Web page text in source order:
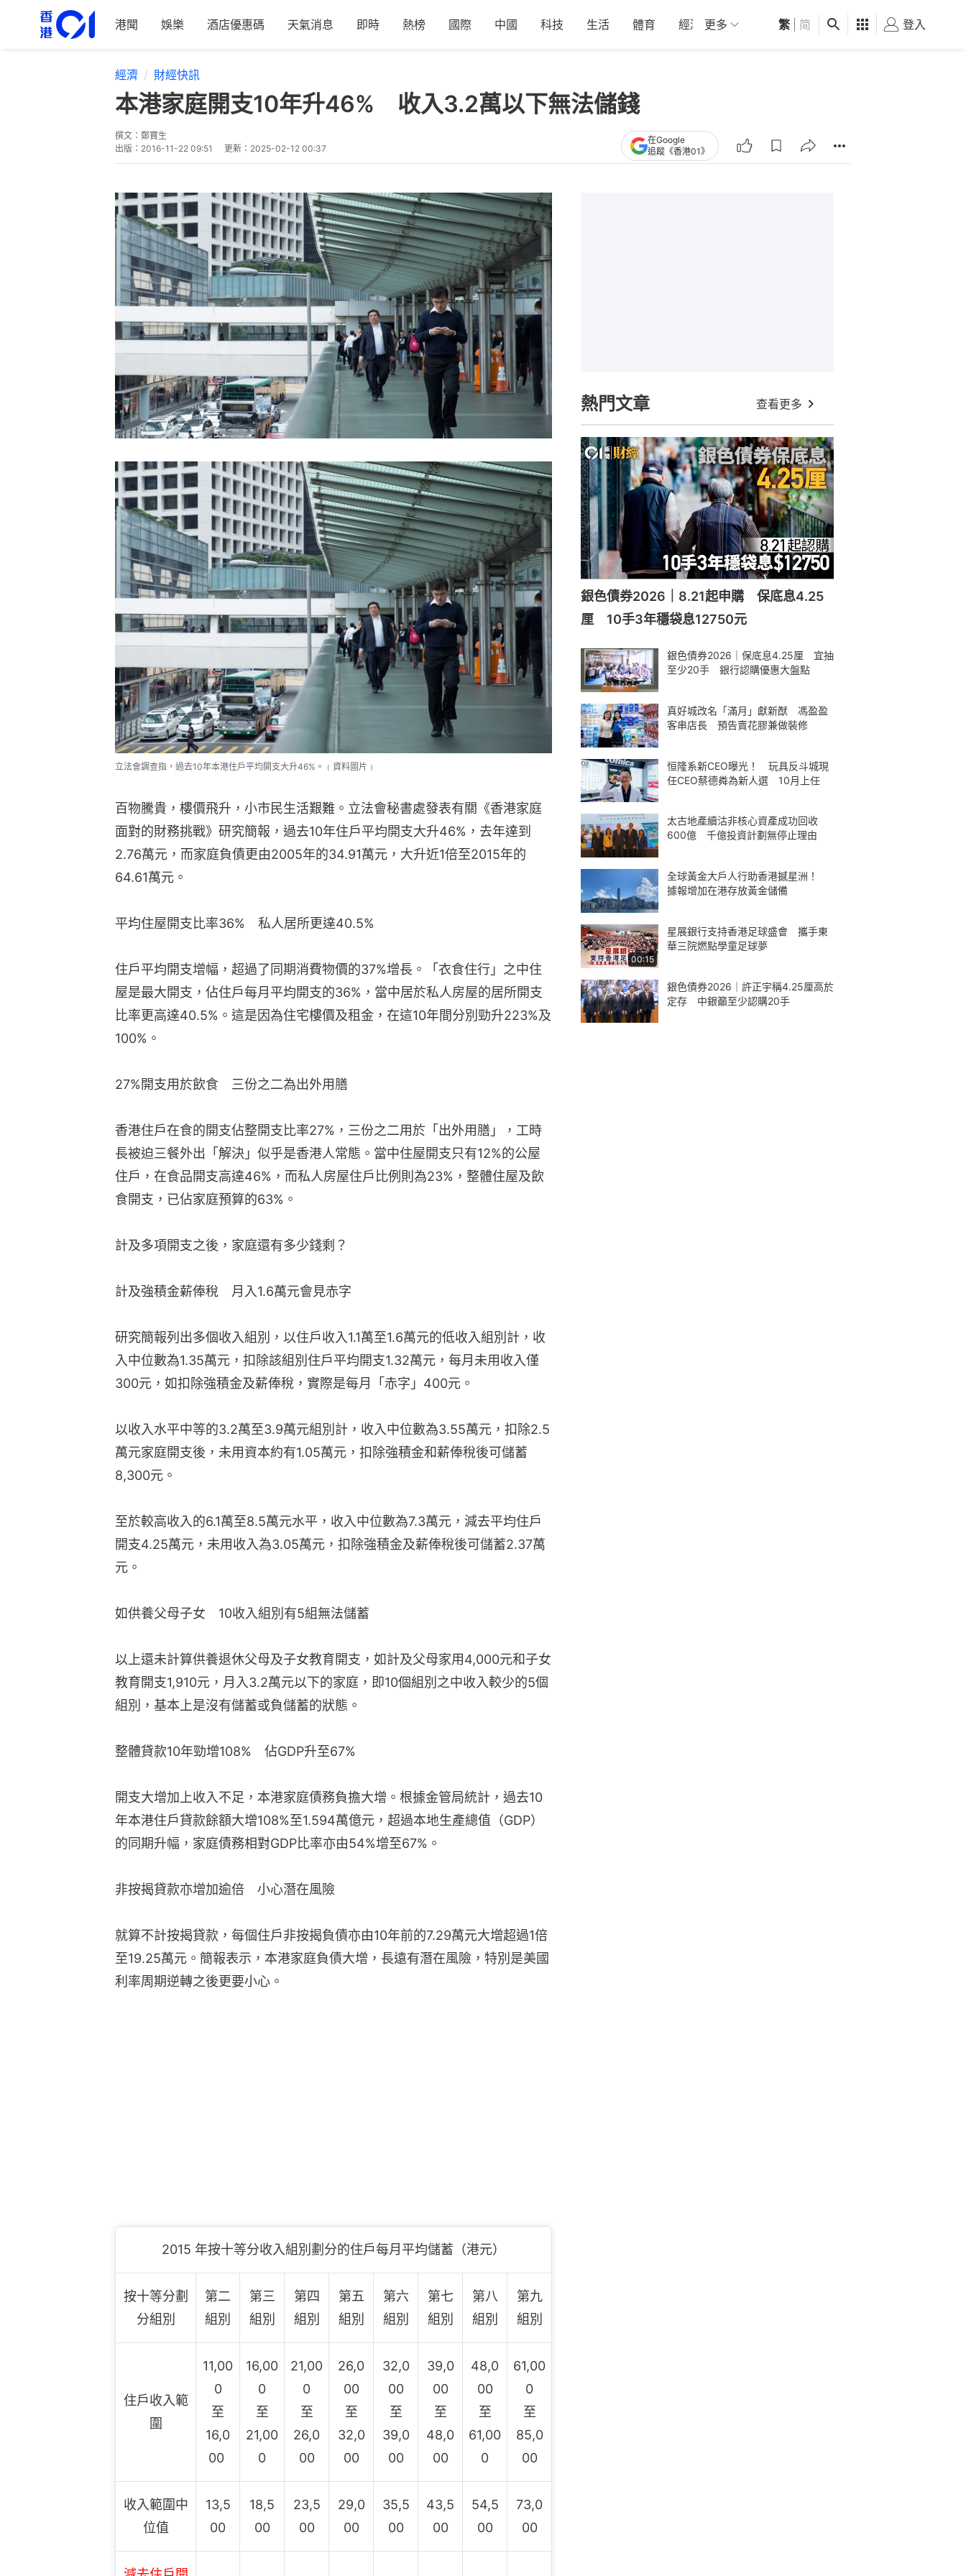
港聞 娛樂 酒店優惠碼 天氣消息 即時 熱榜 國際 中國 科技 生活 體育 經濟 01深圳 觀點 健康 好食玩飛
更多 繁 简 登入
經濟 財經快訊
本港家庭開支10年升46% 收入3.2萬以下無法儲錢
撰文： 鄭寶生
出版： 2016-11-22 09:51 更新： 2025-02-12 00:37
在Google
追蹤《香港01》
立法會調查指，過去10年本港住戶平均開支大升46%。﹙資料圖片﹚
百物騰貴，樓價飛升，小市民生活艱難。立法會秘書處發表有關《香港家庭
面對的財務挑戰》研究簡報，過去10年住戶平均開支大升46%，去年達到
2.76萬元，而家庭負債更由2005年的34.91萬元，大升近1倍至2015年的
64.61萬元。
平均住屋開支比率36%　私人居所更達40.5%
住戶平均開支增幅，超過了同期消費物價的37%增長。「衣食住行」之中住
屋是最大開支，佔住戶每月平均開支的36%，當中居於私人房屋的居所開支
比率更高達40.5%。這是因為住宅樓價及租金，在這10年間分別勁升223%及
100%。
27%開支用於飲食　三份之二為出外用膳
香港住戶在食的開支佔整開支比率27%，三份之二用於「出外用膳」，工時
長被迫三餐外出「解決」似乎是香港人常態。當中住屋開支只有12%的公屋
住戶，在食品開支高達46%，而私人房屋住戶比例則為23%，整體住屋及飲
食開支，已佔家庭預算的63%。
計及多項開支之後，家庭還有多少錢剩？
計及強積金薪俸稅　月入1.6萬元會見赤字
研究簡報列出多個收入組別，以住戶收入1.1萬至1.6萬元的低收入組別計，收
入中位數為1.35萬元，扣除該組別住戶平均開支1.32萬元，每月未用收入僅
300元，如扣除強積金及薪俸稅，實際是每月「赤字」400元。
以收入水平中等的3.2萬至3.9萬元組別計，收入中位數為3.55萬元，扣除2.5
萬元家庭開支後，未用資本約有1.05萬元，扣除強積金和薪俸稅後可儲蓄
8,300元。
至於較高收入的6.1萬至8.5萬元水平，收入中位數為7.3萬元，減去平均住戶
開支4.25萬元，未用收入為3.05萬元，扣除強積金及薪俸稅後可儲蓄2.37萬
元。
如供養父母子女　10收入組別有5組無法儲蓄
以上還未計算供養退休父母及子女教育開支，如計及父母家用4,000元和子女
教育開支1,910元，月入3.2萬元以下的家庭，即10個組別之中收入較少的5個
組別，基本上是沒有儲蓄或負儲蓄的狀態。
整體貸款10年勁增108%　佔GDP升至67%
開支大增加上收入不足，本港家庭債務負擔大增。根據金管局統計，過去10
年本港住戶貸款餘額大增108%至1.594萬億元，超過本地生產總值（GDP）
的同期升幅，家庭債務相對GDP比率亦由54%增至67%。
非按揭貸款亦增加逾倍　小心潛在風險
就算不計按揭貸款，每個住戶非按揭負債亦由10年前的7.29萬元大增超過1倍
至19.25萬元。簡報表示，本港家庭負債大增，長遠有潛在風險，特別是美國
利率周期逆轉之後更要小心。
2015 年按十等分收入組別劃分的住戶每月平均儲蓄（港元）
按十等分劃
分組別
第二
組別
第三
組別
第四
組別
第五
組別
第六
組別
第七
組別
第八
組別
第九
組別
住戶收入範
圍
11,00
0
至
16,0
00
16,00
0
至
21,00
0
21,00
0
至
26,0
00
26,0
00
至
32,0
00
32,0
00
至
39,0
00
39,0
00
至
48,0
00
48,0
00
至
61,00
0
61,00
0
至
85,0
00
收入範圍中
位值
13,5
00
18,5
00
23,5
00
29,0
00
35,5
00
43,5
00
54,5
00
73,0
00
熱門文章 查看更多
銀色債券2026｜8.21起申購 保底息4.25
厘 10手3年穩袋息12750元
銀色債券2026｜保底息4.25厘 宜抽
至少20手 銀行認購優惠大盤點
真好城改名「滿月」獻新猷 馮盈盈
客串店長 預告賣花膠兼做裝修
恒隆系新CEO曝光！ 玩具反斗城現
任CEO蔡德粦為新人選 10月上任
太古地產續沽非核心資產成功回收
600億 千億投資計劃無停止理由
全球黃金大戶人行助香港撼星洲！
據報增加在港存放黃金儲備
00:15
星展銀行支持香港足球盛會 攜手東
華三院燃點學童足球夢
銀色債券2026｜許正宇稱4.25厘高於
定存 中銀籲至少認購20手